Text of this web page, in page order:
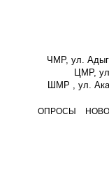
ЧМР, ул.
ЦМР,
ШМР , ул.
ОПРОСЫ